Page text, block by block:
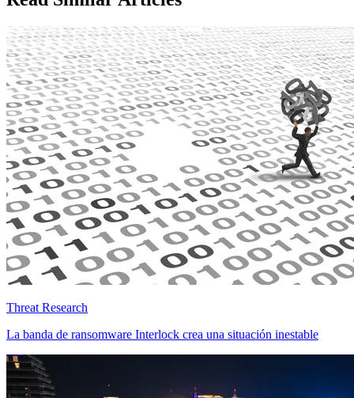
Threat Research
La banda de ransomware Interlock crea una situación inestable